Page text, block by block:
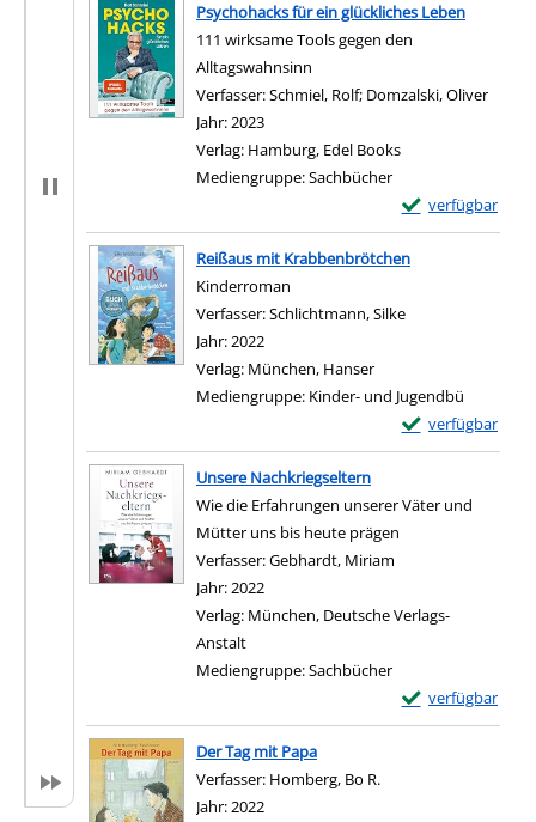
Psychohacks für ein glückliches Leben
111 wirksame Tools gegen den
Alltagswahnsinn
Verfasser:Schmiel, Rolf; Domzalski, Oliver
Jahr:2023
Verlag: Hamburg, Edel Books
Mediengruppe:Sachbücher
verfügbar
Exemplar-Details
Zum Download
Reißaus mit Krabbenbrötchen
Kinderroman
Verfasser:Schlichtmann, Silke
Jahr:2022
Verlag: München, Hanser
Mediengruppe: Kinder- und Jugendbü
verfügbar
Exemplar-
Zum Download
Unsere Nachkriegseltern
Wie die Erfahrungen unserer Väter und
Mütter uns bis heute prägen
Verfasser:Gebhardt, Miriam
Jahr:2022
Verlag: München, Deutsche Verlags-
Anstalt
Mediengruppe:Sachbücher
verfügbar
Exemplar-Details
Zum Download
Der Tag mit Papa
Verfasser: Homberg, Bo R.
Jahr:2022